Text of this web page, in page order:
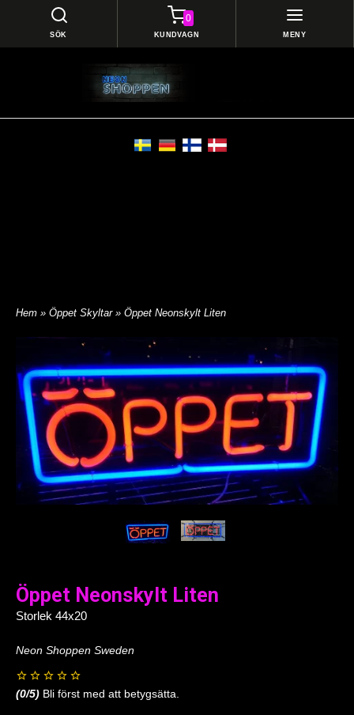
SÖK
0
KUNDVAGN MENY
Hem » Öppet Skyltar » Öppet Neonskylt Liten
Öppet Neonskylt Liten
Storlek 44x20
Neon Shoppen Sweden
(0/5) Bli först med att betygsätta.